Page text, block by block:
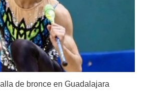
de bronce en Guadalajara